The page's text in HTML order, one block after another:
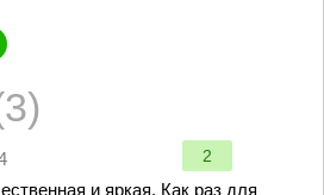
2
и яркая. Как раз для